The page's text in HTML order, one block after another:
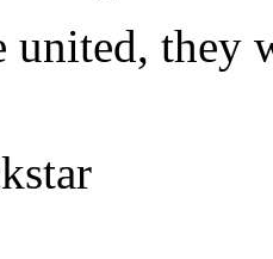
united, they